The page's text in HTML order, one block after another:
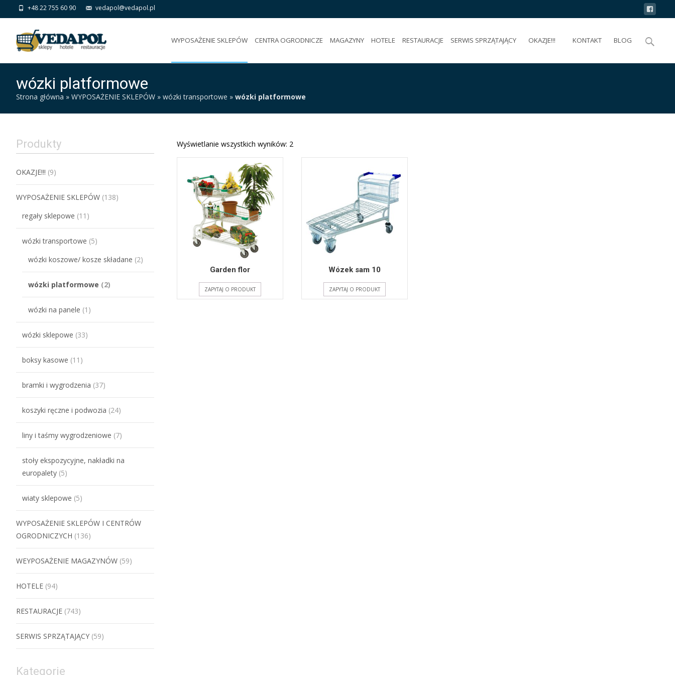
+48 22 755 60 90 vedapol@vedapol.pl
toWYPOSAŻENIE SKLEPÓW CENTRA OGRODNICZE MAGAZYNY HOTELE RESTAURACJE SERWIS SPRZĄTAJĄCY OKAZJE!!! KONTAKT BLOG
Search
wózki platformowe
Strona główna » WYPOSAŻENIE SKLEPÓW » wózki transportowe » wózki platformowe
Wyświetlanie wszystkich wyników: 2
Garden flor
ZAPYTAJ O PRODUKT
Wózek sam 10
ZAPYTAJ O PRODUKT
Produkty
OKAZJE!!! (9)
WYPOSAŻENIE SKLEPÓW (138)
regały sklepowe (11)
wózki transportowe (5)
wózki koszowe/ kosze składane (2)
wózki platformowe (2)
wózki na panele (1)
wózki sklepowe (33)
boksy kasowe (11)
bramki i wygrodzenia (37)
koszyki ręczne i podwozia (24)
liny i taśmy wygrodzeniowe (7)
stoły ekspozycyjne, nakładki na
europalety (5)
wiaty sklepowe (5)
WYPOSAŻENIE SKLEPÓW I CENTRÓW
OGRODNICZYCH (136)
WEYPOSAŻENIE MAGAZYNÓW (59)
HOTELE (94)
RESTAURACJE (743)
SERWIS SPRZĄTAJĄCY (59)
Kategorie